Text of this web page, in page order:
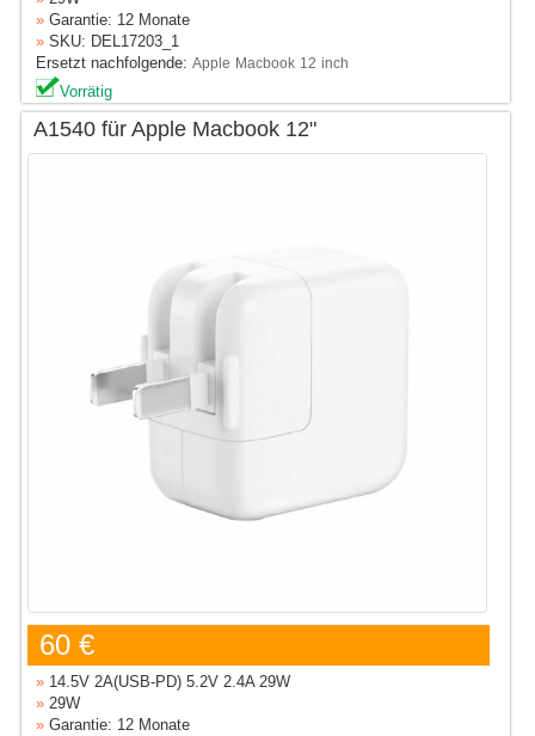
» Garantie: 12 Monate
» SKU: DEL17203_1
Ersetzt nachfolgende:Apple Macbook 12 inch
Vorrätig
A1540 für Apple Macbook 12"
60 €
» 14.5V 2A(USB-PD) 5.2V 2.4A 29W
» 29W
» Garantie: 12 Monate